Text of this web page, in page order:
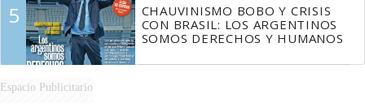
5
CHAUVINISMO BOBO Y CRISIS
CON BRASIL: LOS ARGENTINOS
SOMOS DERECHOS Y HUMANOS
Espacio Publicitario